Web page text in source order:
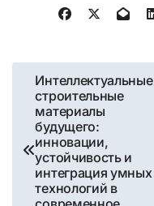
Навигация
записям
Интеллектуальные
строительные
материалы
будущего:
инновации,
устойчивость и
интеграция умных
технологий в